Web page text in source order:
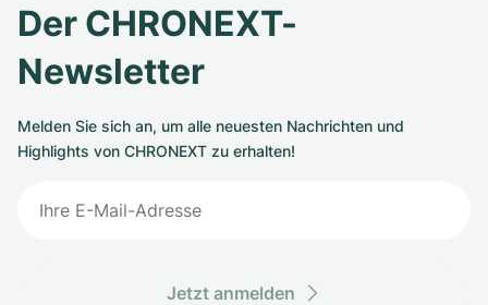
Der CHRONEXT-
Newsletter
Melden Sie sich an, um alle neuesten Nachrichten und
Highlights von CHRONEXT zu erhalten!
Jetzt anmelden